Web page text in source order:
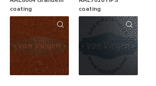
coating
coating